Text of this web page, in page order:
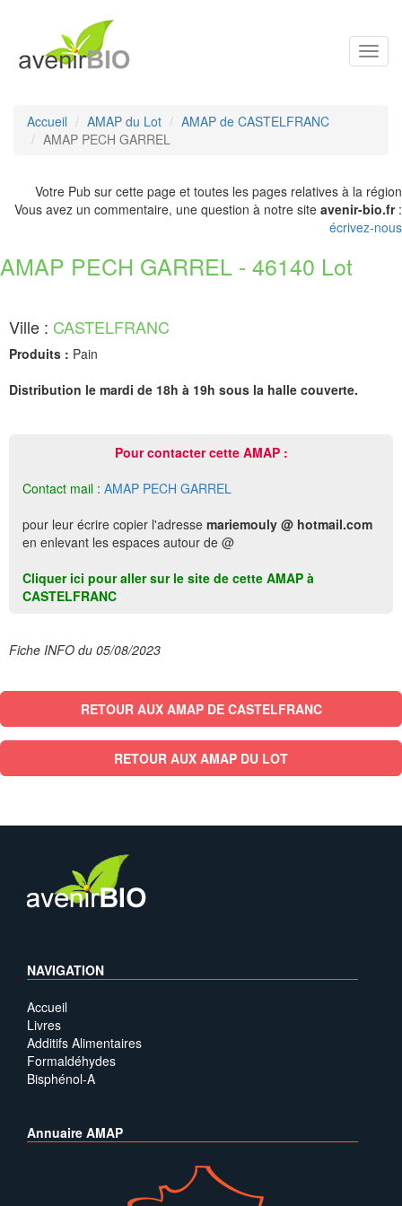
Accueil AMAP du Lot
AMAP de CASTELFRANC
AMAP PECH GARREL
Votre Pub sur cette page et toutes les pages relatives à la région
Vous avez un commentaire, une question à notre site avenir-bio.fr:
écrivez-nous
AMAP PECH GARREL - 46140 Lot
Ville : CASTELFRANC
Produits : Pain
Distribution le mardi de 18h à 19h sous la halle couverte.
Pour contacter cette AMAP :
Contact mail : AMAP PECH GARREL
pour leur écrire copier l'adresse mariemouly @ hotmail.com
en enlevant les espaces autour de @
Cliquer ici pour aller sur le site de cette AMAP à
CASTELFRANC
Fiche INFO du 05/08/2023
RETOUR AUX AMAP DE CASTELFRANC
RETOUR AUX AMAP DU LOT
NAVIGATION
Accueil
Livres
Additifs Alimentaires
Formaldéhydes
Bisphénol-A
Annuaire AMAP